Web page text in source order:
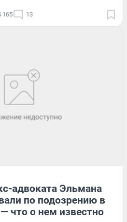
165 13
адвоката Эльмана
по подозрению в
что о нем известно